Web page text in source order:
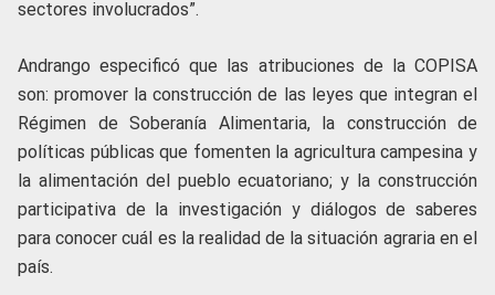
sectores involucrados”.
Andrango especificó que las atribuciones de la COPISA
son: promover la construcción de las leyes que integran el
Régimen de Soberanía Alimentaria, la construcción de
políticas públicas que fomenten la agricultura campesina y
la alimentación del pueblo ecuatoriano; y la construcción
participativa de la investigación y diálogos de saberes
para conocer cuál es la realidad de la situación agraria en el
país.